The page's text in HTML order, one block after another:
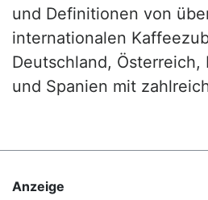
und Definitionen von
internationalen
Deutschland, Österreich,
und Spanien mit
Anzeige